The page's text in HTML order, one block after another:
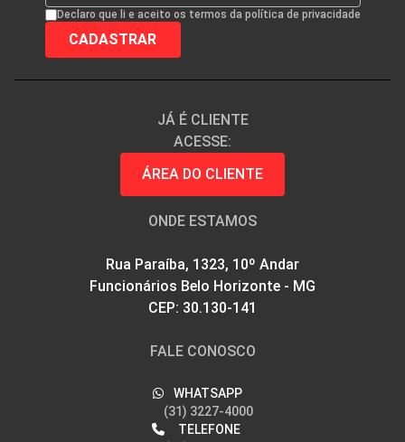
Declaro que li e aceito os termos da política de privacidade
JÁ É CLIENTE
ACESSE:
ÁREA DO CLIENTE
ONDE ESTAMOS
Rua Paraíba, 1323, 10º Andar
Funcionários Belo Horizonte - MG
CEP: 30.130-141
FALE CONOSCO
WHATSAPP
(31) 3227-4000
TELEFONE